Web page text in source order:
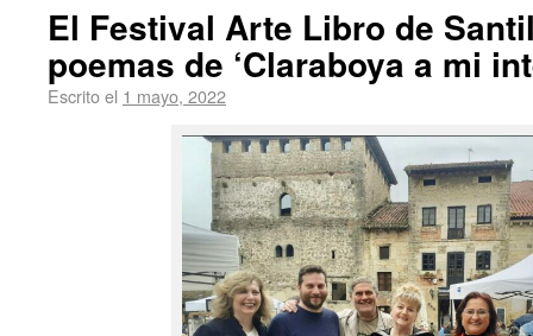
El Festival Arte Libro de
poemas de ‘Claraboya a mi
Escrito el 1 mayo, 2022